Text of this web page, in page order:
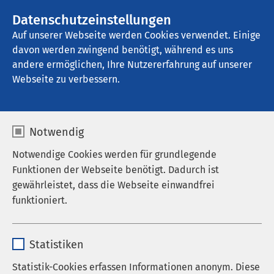
Datenschutzeinstellungen
Auf unserer Webseite werden Cookies verwendet. Einige
davon werden zwingend benötigt, während es uns
andere ermöglichen, Ihre Nutzererfahrung auf unserer
Webseite zu verbessern.
Notwendig
Notwendige Cookies werden für grundlegende
Funktionen der Webseite benötigt. Dadurch ist
gewährleistet, dass die Webseite einwandfrei
funktioniert.
Anbieter sgalinski
Statistiken
Statistik-Cookies erfassen Informationen anonym. Diese
AMEOS Klinikum Middelburg
Lageplan